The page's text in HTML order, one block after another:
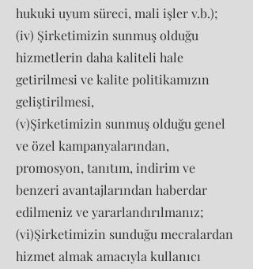
hukuki uyum süreci, mali işler v.b.);
(iv) Şirketimizin sunmuş olduğu
hizmetlerin daha kaliteli hale
getirilmesi ve kalite politikamızın
geliştirilmesi,
(v)Şirketimizin sunmuş olduğu genel
ve özel kampanyalarından,
promosyon, tanıtım, indirim ve
benzeri avantajlarından haberdar
edilmeniz ve yararlandırılmanız;
(vi)Şirketimizin sunduğu mecralardan
hizmet almak amacıyla kullanıcı